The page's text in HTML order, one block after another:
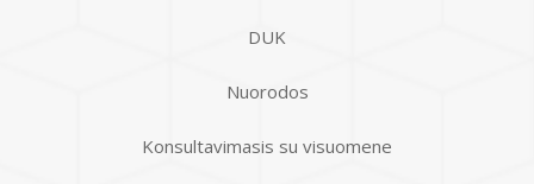
DUK
Nuorodos
Konsultavimasis su visuomene